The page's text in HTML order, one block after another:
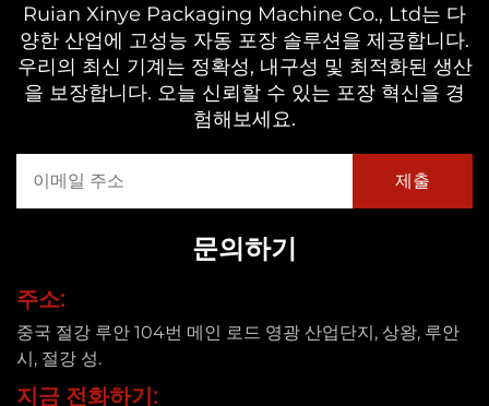
Ruian Xinye Packaging Machine Co., Ltd는 다
양한 산업에 고성능 자동 포장 솔루션을 제공합니다.
우리의 최신 기계는 정확성, 내구성 및 최적화된 생산
을 보장합니다. 오늘 신뢰할 수 있는 포장 혁신을 경
험해보세요.
문의하기
주소:
중국 절강 루안 104번 메인 로드 영광 산업단지, 상왕, 루안
시, 절강 성.
지금 전화하기: